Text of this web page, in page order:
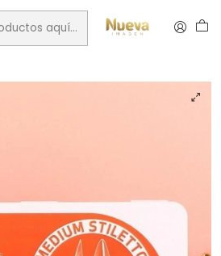
Manicure Moldes y tips
GEL MEDIUM STILETTO 550 PCS
(ORANGE)